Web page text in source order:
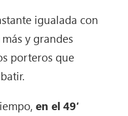
igualada con
y grandes
porteros que
en el 49′